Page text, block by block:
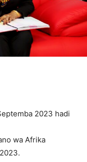
2023 hadi
wa Afrika